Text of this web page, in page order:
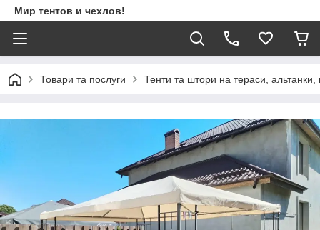
Мир тентов и чехлов!
Товари та послуги Тенти та штори на тераси,